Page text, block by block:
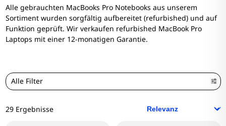
Alle gebrauchten MacBooks Pro Notebooks aus unserem
Sortiment wurden sorgfältig aufbereitet (refurbished) und auf
Funktion geprüft. Wir verkaufen refurbished MacBook Pro
Laptops mit einer 12-monatigen Garantie.
Alle Filter
29 Ergebnisse